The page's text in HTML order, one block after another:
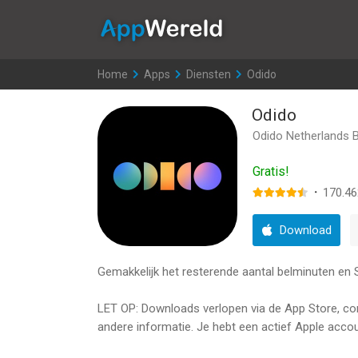
Home >
Apps >
Diensten >
Odido
Odido
Odido Netherlands
Gratis!
·
Download
Gemakkelijk het resterende aantal belminuten en
LET OP: Downloads verlopen via de App Store,
andere informatie. Je hebt een actief Apple